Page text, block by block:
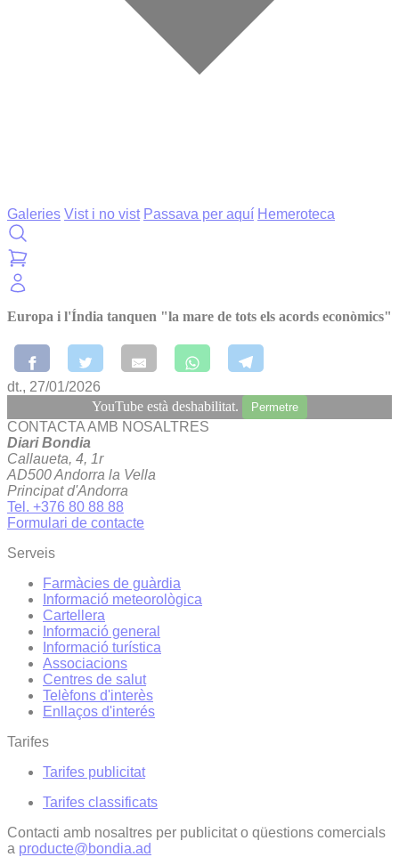
Galeries Vist i no vist Passava per aquí Hemeroteca
Europa i l'Índia tanquen "la mare de tots els acords econòmics"
dt., 27/01/2026
YouTube està deshabilitat.
Permetre
CONTACTA AMB NOSALTRES
Diari Bondia
Callaueta, 4, 1r
AD500 Andorra la Vella
Principat d'Andorra
Tel. +376 80 88 88
Formulari de contacte
Serveis
Farmàcies de guàrdia
Informació meteorològica
Cartellera
Informació general
Informació turística
Associacions
Centres de salut
Telèfons d'interès
Enllaços d'interés
Tarifes
Tarifes publicitat
Tarifes classificats
Contacti amb nosaltres per publicitat o qüestions comercials
a producte@bondia.ad